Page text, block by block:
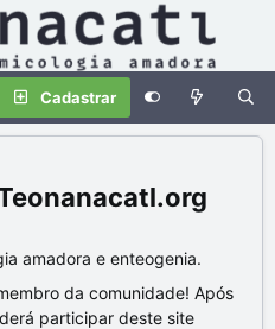
Cadastrar
amadora e enteogenia.
da comunidade! Após
participar deste site